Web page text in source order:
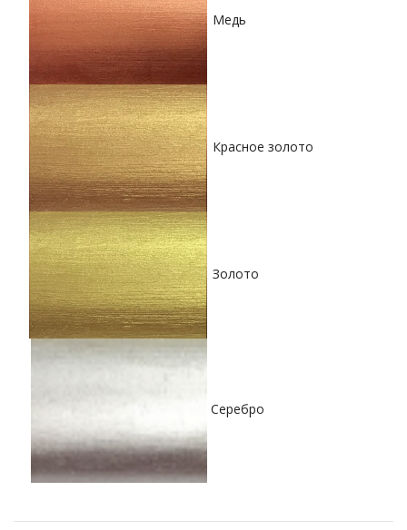
Медь
Красное золото
Золото
Серебро